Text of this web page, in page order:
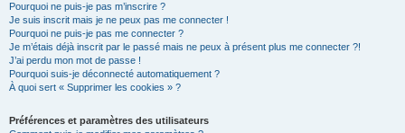
Pourquoi ne puis-je pas m’inscrire ?
Je suis inscrit mais je ne peux pas me connecter !
Pourquoi ne puis-je pas me connecter ?
Je m’étais déjà inscrit par le passé mais ne peux à présent plus me connecter ?!
J’ai perdu mon mot de passe !
Pourquoi suis-je déconnecté automatiquement ?
À quoi sert « Supprimer les cookies » ?
Préférences et paramètres des utilisateurs